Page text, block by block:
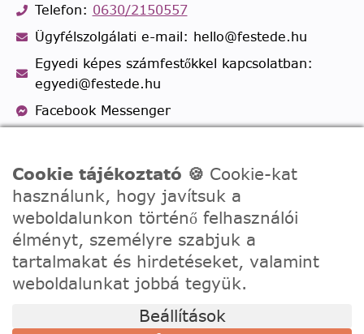
Telefon: 0630/2150557
Ügyfélszolgálati e-mail: hello@festede.hu
Egyedi képes számfestőkkel kapcsolatban:
egyedi@festede.hu
Facebook Messenger
© 2020 - 2026 Festede Kft. Minden jog fenntartva
Cookie tájékoztató 🍪 Cookie-kat
használunk, hogy javítsuk a
weboldalunkon történő felhasználói
élményt, személyre szabjuk a
tartalmakat és hirdetéseket, valamint
weboldalunkat jobbá tegyük.
Beállítások